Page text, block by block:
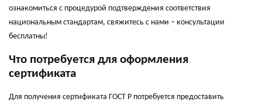
ознакомиться с процедурой подтверждения соответствия
национальным стандартам, свяжитесь с нами – консультации
бесплатны!
Что потребуется для оформления
сертификата
Для получения сертификата ГОСТ Р потребуется предоставить